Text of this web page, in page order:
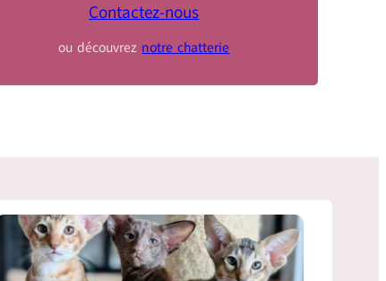
Contactez-nous
ou découvrez notre chatterie